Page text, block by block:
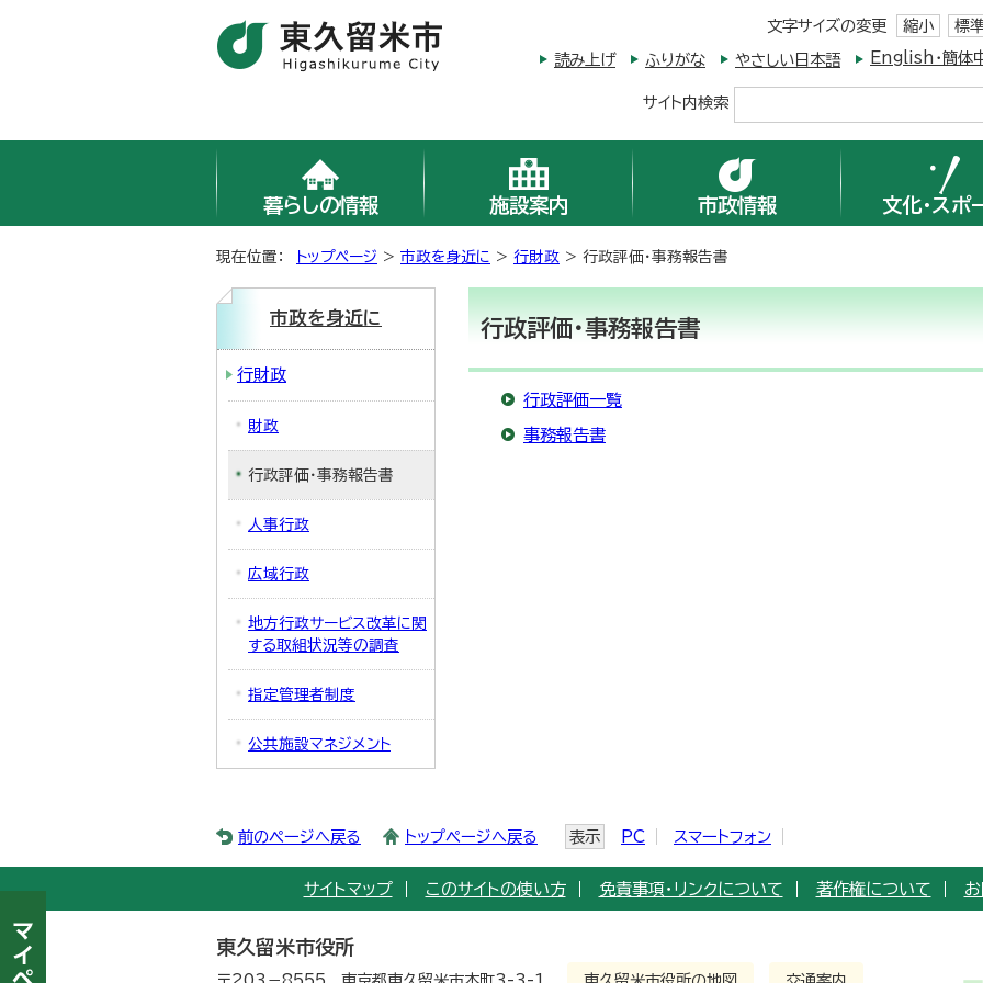
文字サイズの変更 縮小 標
読み上げ ふりがな やさしい日本語 English・簡体
サイト内検索
暮らしの情報 施設案内 市政情報 文化・スポ
現在位置： トップページ > 市政を身近に > 行財政 > 行政評価・事務報告書
行政評価・事務報告書
行政評価一覧
事務報告書
市政を身近に
行財政
財政
行政評価・事務報告書
人事行政
広域行政
地方行政サービス改革に関
する取組状況等の調査
指定管理者制度
公共施設マネジメント
前のページへ戻る トップページへ戻る 表示 PC スマートフォン
サイトマップ このサイトの使い方 免責事項・リンクについて 著作権について
東久留米市役所